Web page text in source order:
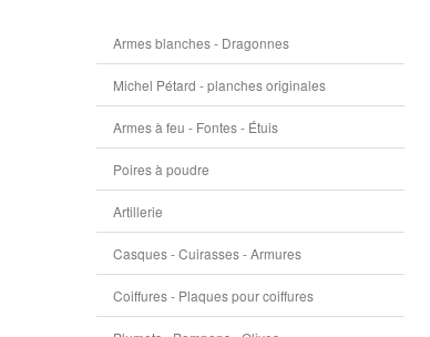
Armes blanches - Dragonnes
Michel Pétard - planches originales
Armes à feu - Fontes - Étuis
Poires à poudre
Artillerie
Casques - Cuirasses - Armures
Coiffures - Plaques pour coiffures